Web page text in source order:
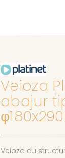
Veioza
abajur
Veioza cu